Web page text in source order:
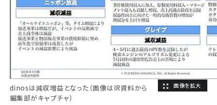
dinosは減収増益となった（画像はIR資料から
編集部がキャプチャ）